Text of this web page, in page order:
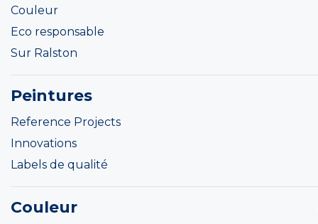
Couleur
Eco responsable
Sur Ralston
Peintures
Reference Projects
Innovations
Labels de qualité
Couleur